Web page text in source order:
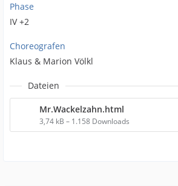
Phase
IV +2
Choreografen
Klaus & Marion Völkl
Dateien
Mr.Wackelzahn.html
3,74 kB – 1.158 Downloads